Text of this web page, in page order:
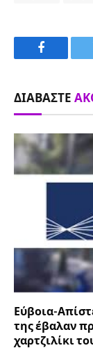
Facebook
ΔΙΑΒΆΣΤΕ
Εύβοια-
της έβαλαν
χαρτζιλίκι